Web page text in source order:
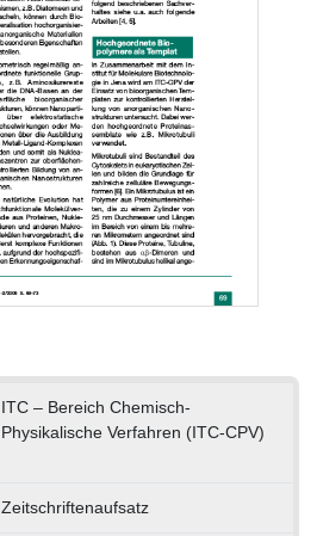
ITC – Bereich Chemisch-
Physikalische Verfahren (ITC-CPV)
Zeitschriftenaufsatz